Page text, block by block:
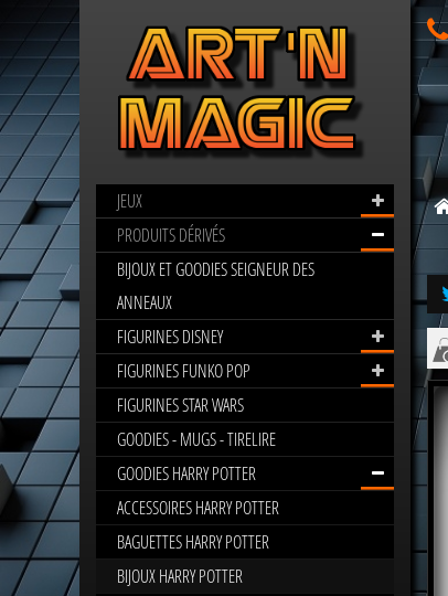
BIJOUX
HARRY
POTTER
JEUX
PRODUITS DÉRIVÉS
BIJOUX ET GOODIES SEIGNEUR DES
ANNEAUX
FIGURINES DISNEY
FIGURINES FUNKO POP
FIGURINES STAR WARS
GOODIES - MUGS - TIRELIRE
GOODIES HARRY POTTER
ACCESSOIRES HARRY POTTER
BAGUETTES HARRY POTTER
BIJOUX HARRY POTTER